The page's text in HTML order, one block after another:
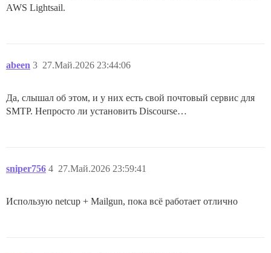
AWS Lightsail.
abeen 27.Май.2026 23:44:06
3
Да, слышал об этом, и у них есть свой почтовый сервис для
SMTP. Непросто ли установить Discourse…
sniper756 27.Май.2026 23:59:41
4
Использую netcup + Mailgun, пока всё работает отлично